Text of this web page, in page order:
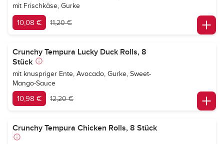
mit Frischkäse, Gurke
10,08 € 11,20 €
Crunchy Tempura Lucky Duck Rolls, 8
Stück
mit knuspriger Ente, Avocado, Gurke, Sweet-
Mango-Sauce
10,98 € 12,20 €
Crunchy Tempura Chicken Rolls, 8 Stück